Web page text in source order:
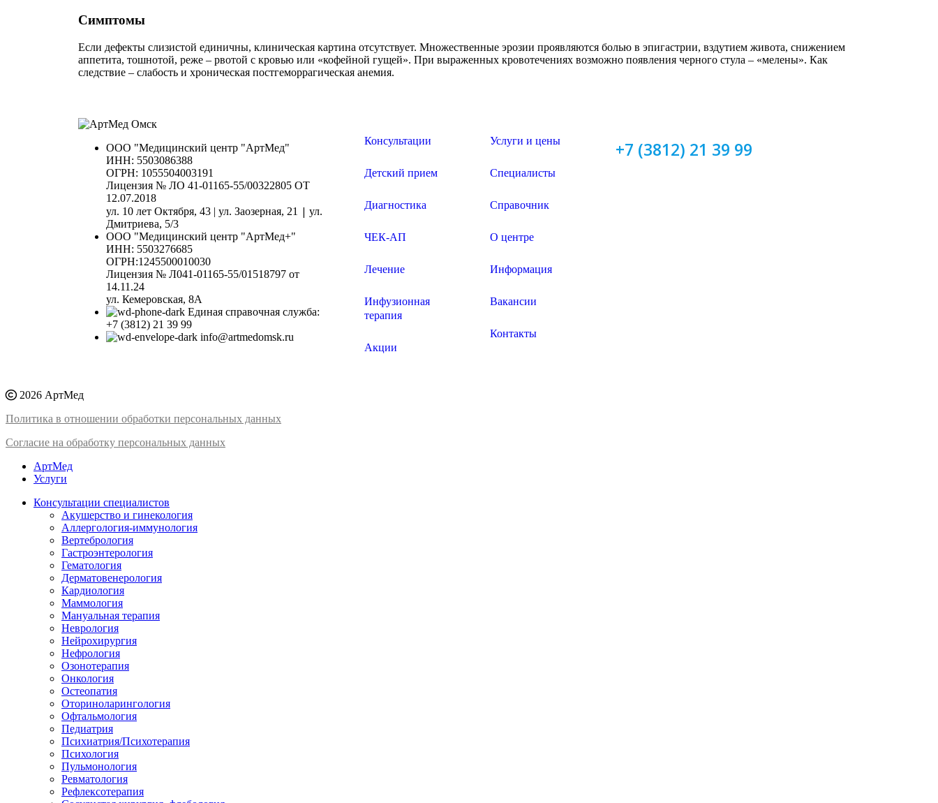
Симптомы
Если дефекты слизистой единичны, клиническая картина отсутствует. Множественные эрозии проявляются болью в эпигастрии, вздутием живота, снижением
аппетита, тошнотой, реже – рвотой с кровью или «кофейной гущей». При выраженных кровотечениях возможно появления черного стула – «мелены». Как
следствие – слабость и хроническая постгеморрагическая анемия.
ООО "Медицинский центр "АртМед"
ИНН: 5503086388
ОГРН: 1055504003191
Лицензия № ЛО 41-01165-55/00322805 ОТ
12.07.2018
ул. 10 лет Октября, 43 | ул. Заозерная, 21 | ул.
Дмитриева, 5/3
ООО "Медицинский центр "АртМед+"
ИНН: 5503276685
ОГРН:1245500010030
Лицензия № Л041-01165-55/01518797 от
14.11.24
ул. Кемеровская, 8А
Единая справочная служба:
+7 (3812) 21 39 99
info@artmedomsk.ru
Консультации
Детский прием
Диагностика
ЧЕК-АП
Лечение
Инфузионная
терапия
Акции
Услуги и цены
Специалисты
Справочник
О центре
Информация
Вакансии
Контакты
+7 (3812) 21 39 99
2026 АртМед
Политика в отношении обработки персональных данных
Согласие на обработку персональных данных
АртМед
Услуги
Консультации специалистов
Акушерство и гинекология
Аллергология-иммунология
Вертебрология
Гастроэнтерология
Гематология
Дерматовенерология
Кардиология
Маммология
Мануальная терапия
Неврология
Нейрохирургия
Нефрология
Озонотерапия
Онкология
Остеопатия
Оториноларингология
Офтальмология
Педиатрия
Психиатрия/Психотерапия
Психология
Пульмонология
Ревматология
Рефлексотерапия